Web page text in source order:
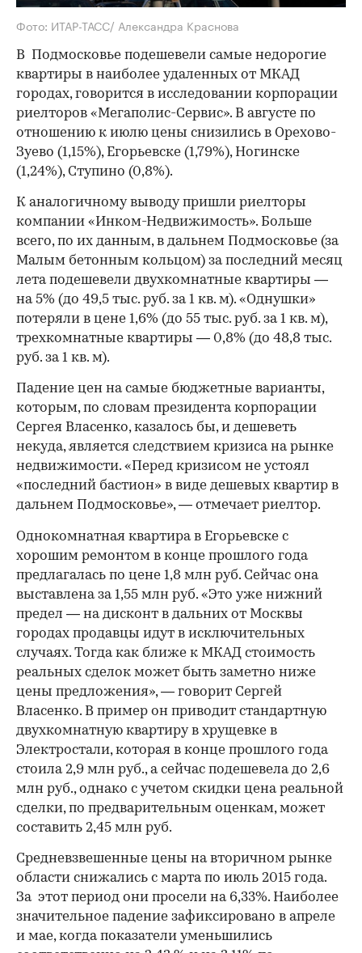
Фото: ИТАР-ТАСС/ Александра Краснова
В Подмосковье подешевели самые недорогие
квартиры в наиболее удаленных от МКАД
городах, говорится в исследовании корпорации
риелторов «Мегаполис-Сервис». В августе по
отношению к июлю цены снизились в Орехово-
Зуево (1,15%), Егорьевске (1,79%), Ногинске
(1,24%), Ступино (0,8%).
К аналогичному выводу пришли риелторы
компании «Инком-Недвижимость». Больше
всего, по их данным, в дальнем Подмосковье (за
Малым бетонным кольцом) за последний месяц
лета подешевели двухкомнатные квартиры —
на 5% (до 49,5 тыс. руб. за 1 кв. м). «Однушки»
потеряли в цене 1,6% (до 55 тыс. руб. за 1 кв. м),
трехкомнатные квартиры — 0,8% (до 48,8 тыс.
руб. за 1 кв. м).
Падение цен на самые бюджетные варианты,
которым, по словам президента корпорации
Сергея Власенко, казалось бы, и дешеветь
некуда, является следствием кризиса на рынке
недвижимости. «Перед кризисом не устоял
«последний бастион» в виде дешевых квартир в
дальнем Подмосковье», — отмечает риелтор.
00:00 / 00:00
Однокомнатная квартира в Егорьевске с
хорошим ремонтом в конце прошлого года
предлагалась по цене 1,8 млн руб. Сейчас она
выставлена за 1,55 млн руб. «Это уже нижний
предел — на дисконт в дальних от Москвы
городах продавцы идут в исключительных
случаях. Тогда как ближе к МКАД стоимость
реальных сделок может быть заметно ниже
цены предложения», — говорит Сергей
Власенко. В пример он приводит стандартную
двухкомнатную квартиру в хрущевке в
Электростали, которая в конце прошлого года
стоила 2,9 млн руб., а сейчас подешевела до 2,6
млн руб., однако с учетом скидки цена реальной
сделки, по предварительным оценкам, может
составить 2,45 млн руб.
Средневзвешенные цены на вторичном рынке
области снижались с марта по июль 2015 года.
За этот период они просели на 6,33%. Наиболее
значительное падение зафиксировано в апреле
и мае, когда показатели уменьшились